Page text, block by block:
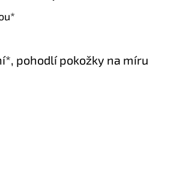
pohodlí pokožky na míru